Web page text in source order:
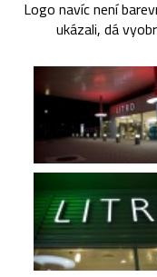
Logo navíc není
ukázali, dá